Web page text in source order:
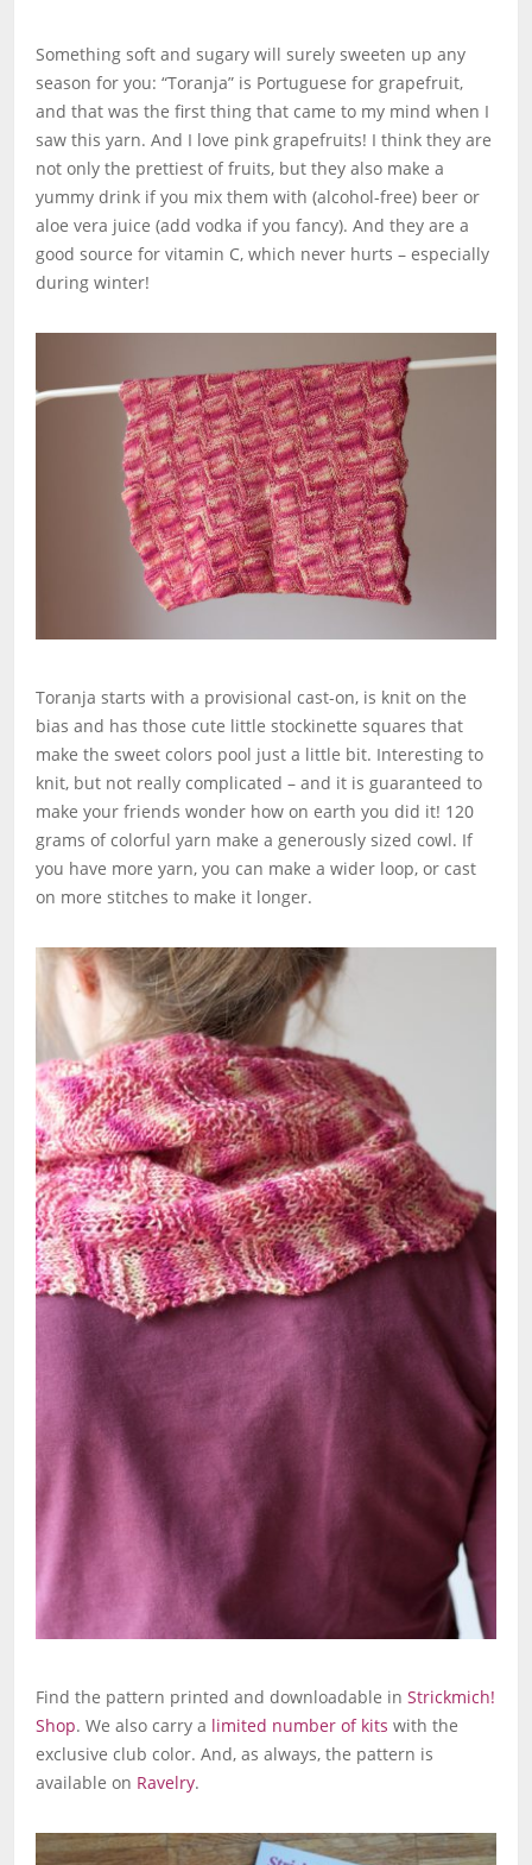
Something soft and sugary will surely sweeten up any
season for you: “Toranja” is Portuguese for grapefruit,
and that was the first thing that came to my mind when I
saw this yarn. And I love pink grapefruits! I think they are
not only the prettiest of fruits, but they also make a
yummy drink if you mix them with (alcohol-free) beer or
aloe vera juice (add vodka if you fancy). And they are a
good source for vitamin C, which never hurts – especially
during winter!
Toranja starts with a provisional cast-on, is knit on the
bias and has those cute little stockinette squares that
make the sweet colors pool just a little bit. Interesting to
knit, but not really complicated – and it is guaranteed to
make your friends wonder how on earth you did it! 120
grams of colorful yarn make a generously sized cowl. If
you have more yarn, you can make a wider loop, or cast
on more stitches to make it longer.
Find the pattern printed and downloadable in Strickmich!
Shop. We also carry a limited number of kits with the
exclusive club color. And, as always, the pattern is
available on Ravelry.